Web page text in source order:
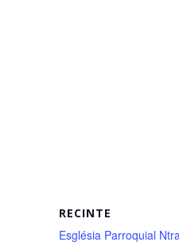
RECINTE
Església Parroquial